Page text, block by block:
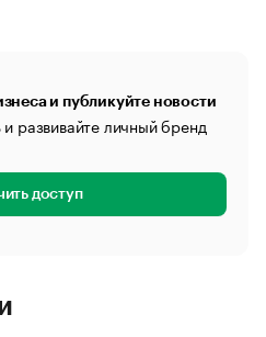
и публикуйте новости
развивайте личный бренд
доступ